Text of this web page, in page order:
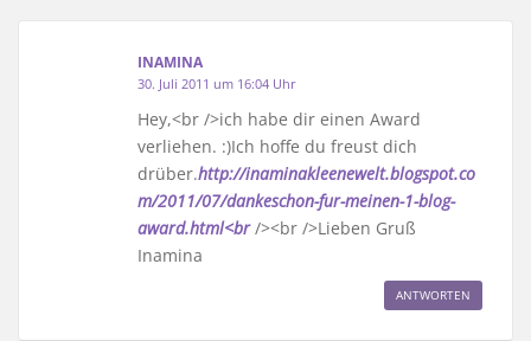
INAMINA
30. Juli 2011 um 16:04 Uhr
Hey,<br />ich habe dir einen Award
verliehen. :)Ich hoffe du freust dich
drüber.http://inaminakleenewelt.blogspot.co
m/2011/07/dankeschon-fur-meinen-1-blog-
award.html<br/><br />Lieben Gruß
Inamina
ANTWORTEN